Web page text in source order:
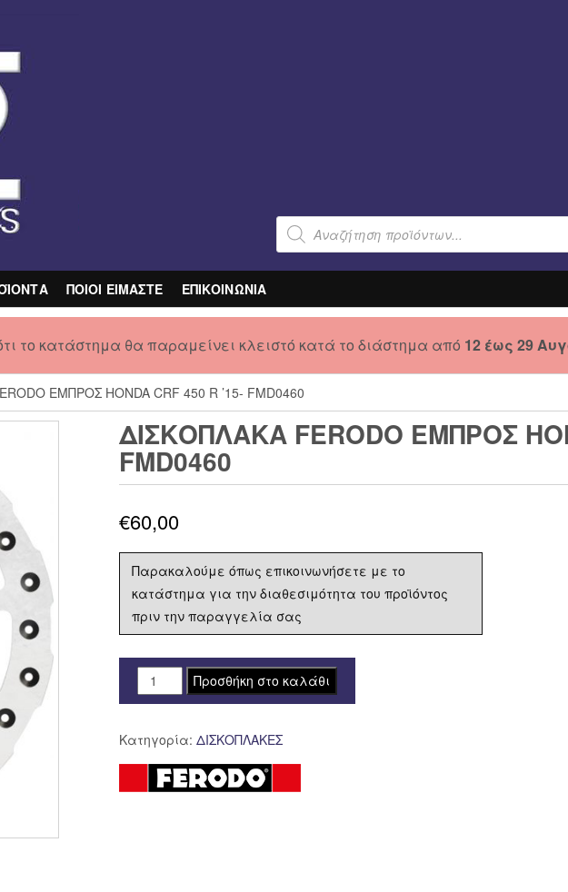
Products
search
ΠΟΙΟΙ ΕΙΜΑΣΤΕ ΕΠΙΚΟΙΝΩΝΙΑ
το κατάστημα θα παραμείνει κλειστό κατά το διάστημα από 12 έως 29
ΕΜΠΡΟΣ HONDA CRF 450 R ’15- FMD0460
ΔΙΣΚΟΠΛΑΚΑ FERODO ΕΜΠΡΟΣ
FMD0460
€60,00
Παρακαλούμε όπως επικοινωνήσετε με το
κατάστημα για την διαθεσιμότητα του προϊόντος
πριν την παραγγελία σας
ΔΙΣΚΟΠΛΑΚΑ
FERODO
HONDA
CRF
450
Προσθήκη στο καλάθι
Κατηγορία: ΔΙΣΚΟΠΛΑΚΕΣ